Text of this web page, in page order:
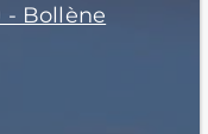
- Bollène